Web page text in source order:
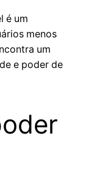
é um
menos
um
e poder de